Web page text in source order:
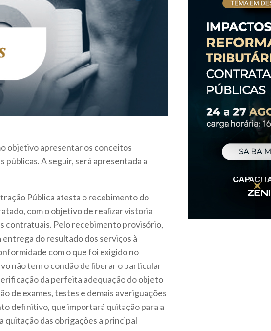
objetivo apresentar os conceitos
A seguir, será apresentada a
Pública atesta o recebimento do
com o objetivo de realizar vistoria
contratuais. Pelo recebimento provisório,
do resultado dos serviços à
com o que foi exigido no
não tem o condão de liberar o particular
da perfeita adequação do objeto
de exames, testes e demais averiguações
definitivo, que importará quitação para a
quitação das obrigações a principal